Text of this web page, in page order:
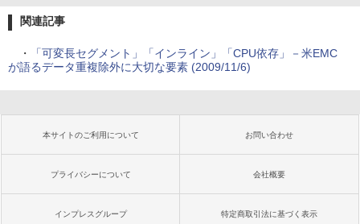
関連記事
・
「可変長セグメント」「インライン」「CPU依存」－米EMC
が語るデータ重複除外に大切な要素 (2009/11/6)
本サイトのご利用について お問い合わせ
プライバシーについて 会社概要
インプレスグループ 特定商取引法に基づく表示